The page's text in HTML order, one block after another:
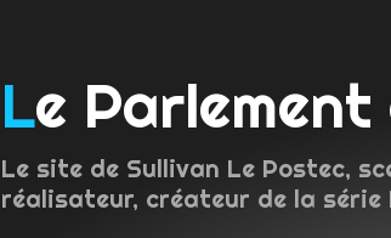
Le
Le site de Sullivan Le Postec,
réalisateur, créateur de la série